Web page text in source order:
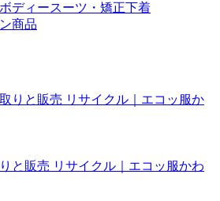
ディースーツ・矯正下着
商品
と販売 リサイクル｜エコッ服かわ